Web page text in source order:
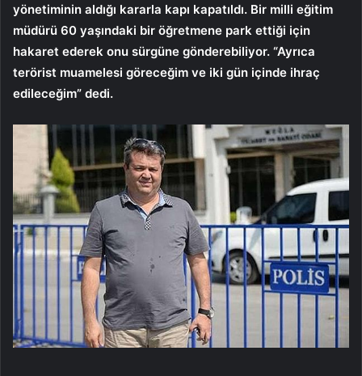
yönetiminin aldığı kararla kapı kapatıldı. Bir milli eğitim
müdürü 60 yaşındaki bir öğretmene park ettiği için
hakaret ederek onu sürgüne gönderebiliyor. “Ayrıca
terörist muamelesi göreceğim ve iki gün içinde ihraç
edileceğim” dedi.